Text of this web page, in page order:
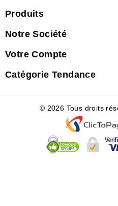
Produits
Notre Société
Votre Compte
Catégorie Tendance
© 2026 Tous droits